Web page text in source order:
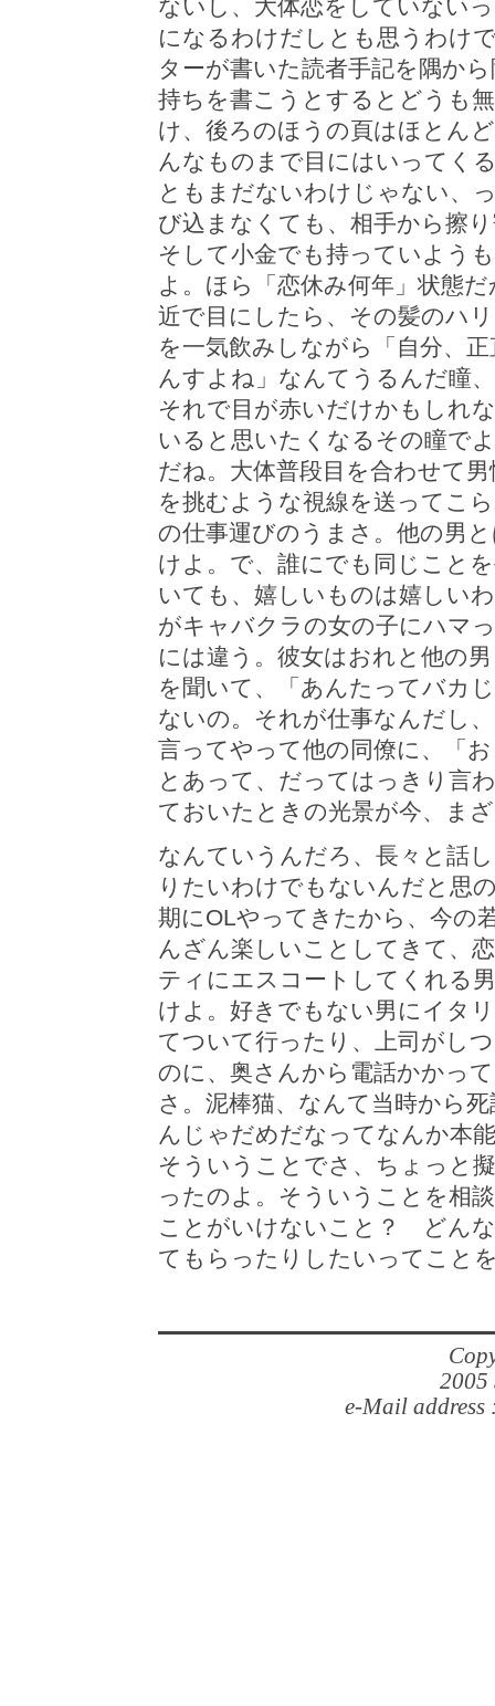
ないし、大体恋をしていない
になるわけだしとも思うわけ
ターが書いた読者手記を隅か
持ちを書こうとするとどうも
け、後ろのほうの頁はほとん
んなものまで目にはいってく
ともまだないわけじゃない、
び込まなくても、相手から擦
そして小金でも持っていよう
よ。ほら「恋休み何年」状態
近で目にしたら、その髪のハ
を一気飲みしながら「自分、
んすよね」なんてうるんだ瞳
それで目が赤いだけかもしれ
いると思いたくなるその瞳で
だね。大体普段目を合わせて
を挑むような視線を送ってこ
の仕事運びのうまさ。他の男
けよ。で、誰にでも同じこと
いても、嬉しいものは嬉しい
がキャバクラの女の子にハマ
には違う。彼女はおれと他の
を聞いて、「あんたってバカ
ないの。それが仕事なんだし
言ってやって他の同僚に、「
とあって、だってはっきり言
ておいたときの光景が今、ま
なんていうんだろ、長々と話
りたいわけでもないんだと思
期にOLやってきたから、今の
んざん楽しいことしてきて、
ティにエスコートしてくれる
けよ。好きでもない男にイタ
てついて行ったり、上司がし
のに、奥さんから電話かかっ
さ。泥棒猫、なんて当時から
んじゃだめだなってなんか本
そういうことでさ、ちょっと
ったのよ。そういうことを相
ことがいけないこと？ どん
てもらったりしたいってこと
2005
e-Mail